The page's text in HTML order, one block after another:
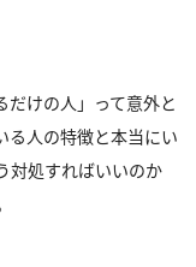
だけの人」って意外と
る人の特徴と本当にい
対処すればいいのか